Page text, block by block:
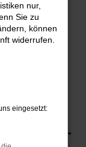
|
–
nur,
Sie zu
können
widerrufen.
eingesetzt: